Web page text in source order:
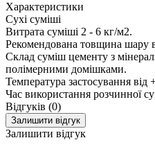
Характеристики
Сухі суміші
Витрата суміші 2 - 6 кг/м2.
Рекомендована товщина шару
Склад суміш цементу з
полімерними домішками.
Температура застосування від
Час використання розчинної
Відгуків (0)
Залишити відгук
Залишити відгук